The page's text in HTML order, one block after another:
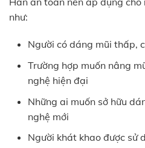
như:
Người có dáng mũi thấp,
Trường hợp muốn nâng
nghệ hiện đại
Những ai muốn sở hữu
nghệ mới
Người khát khao được sử